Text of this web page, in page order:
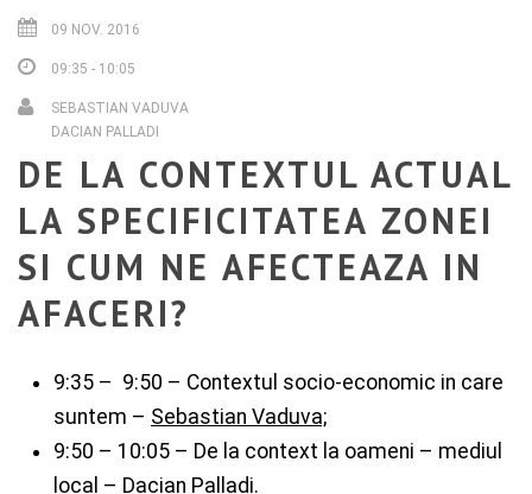
09 NOV. 2016
09:35 - 10:05
SEBASTIAN VADUVA
DACIAN PALLADI
DE LA CONTEXTUL ACTUAL
LA SPECIFICITATEA ZONEI
SI CUM NE AFECTEAZA IN
AFACERI?
9:35 – 9:50 – Contextul socio-economic in care
suntem – Sebastian Vaduva;
9:50 – 10:05 – De la context la oameni – mediul
local – Dacian Palladi.